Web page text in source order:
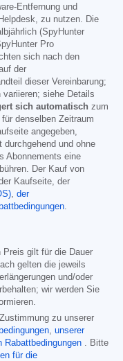
Entfernung und
zu nutzen. Die
(SpyHunter
Pro
sich nach den
der
dieser Vereinbarung;
siehe Details
sich automatisch zum
denselben Zeitraum
angegeben,
und ohne
Abonnements eine
Der Kauf von
Kaufseite, der
, der
.
gilt für die Dauer
gelten die jeweils
und/oder
wir werden Sie
zu unserer
, unserer
Rabattbedingungen . Bitte
für die